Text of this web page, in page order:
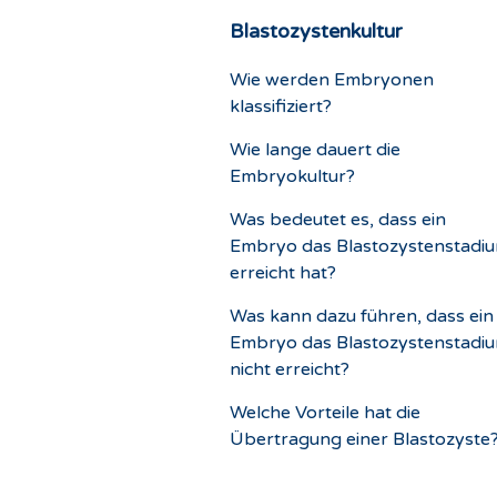
Blastozystenkultur
Wie werden Embryonen
klassifiziert?
Wie lange dauert die
Embryokultur?
Was bedeutet es, dass ein
Embryo das
erreicht hat?
Was kann dazu führen, dass ein
Embryo das
nicht erreicht?
Welche Vorteile hat die
Übertragung einer Blastozyste?